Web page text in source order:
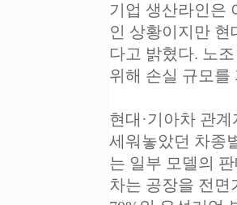
기업 생산라인은
인 상황이지만 현
다고 밝혔다. 노
위해 손실 규모를
현대·기아차 관
세워놓았던 차종
는 일부 모델의
차는 공장을 전면